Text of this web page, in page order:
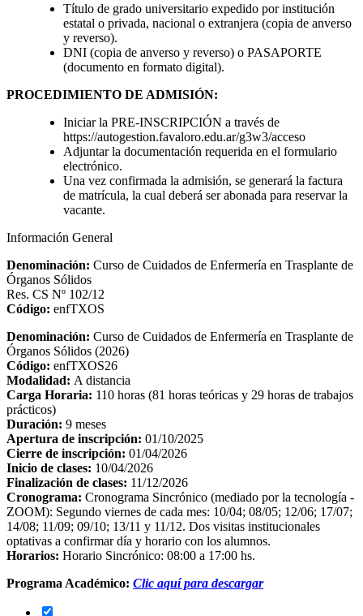
Título de grado universitario expedido por institución
estatal o privada, nacional o extranjera (copia de anverso
y reverso).
DNI (copia de anverso y reverso) o PASAPORTE
(documento en formato digital).
PROCEDIMIENTO DE ADMISIÓN:
Iniciar la PRE-INSCRIPCIÓN a través de
https://autogestion.favaloro.edu.ar/g3w3/acceso
Adjuntar la documentación requerida en el formulario
electrónico.
Una vez confirmada la admisión, se generará la factura
de matrícula, la cual deberá ser abonada para reservar la
vacante.
Información General
Denominación: Curso de Cuidados de Enfermería en Trasplante de
Órganos Sólidos
Res. CS Nº 102/12
Código: enfTXOS
Denominación: Curso de Cuidados de Enfermería en Trasplante de
Órganos Sólidos (2026)
Código: enfTXOS26
Modalidad: A distancia
Carga Horaria: 110 horas (81 horas teóricas y 29 horas de trabajos
prácticos)
Duración: 9 meses
Apertura de inscripción: 01/10/2025
Cierre de inscripción: 01/04/2026
Inicio de clases: 10/04/2026
Finalización de clases: 11/12/2026
Cronograma: Cronograma Sincrónico (mediado por la tecnología -
ZOOM): Segundo viernes de cada mes: 10/04; 08/05; 12/06; 17/07;
14/08; 11/09; 09/10; 13/11 y 11/12. Dos visitas institucionales
optativas a confirmar día y horario con los alumnos.
Horarios: Horario Sincrónico: 08:00 a 17:00 hs.
Programa Académico: Clic aquí para descargar